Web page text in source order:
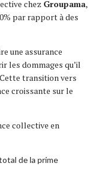
chez Groupama,
par rapport à des
une assurance
les dommages qu’il
transition vers
croissante sur le
collective en
de la prime